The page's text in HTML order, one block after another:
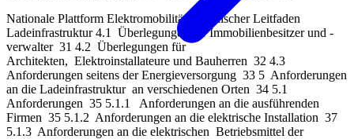
Nationale Plattform Elektromobilität Technischer Leitfaden
Ladeinfrastruktur 4.1 Überlegungen für Immobilienbesitzer und -
verwalter 31 4.2 Überlegungen für
Architekten, Elektroinstallateure und Bauherren 32 4.3
Anforderungen seitens der Energieversorgung 33 5 Anforderungen
an die Ladeinfrastruktur an verschiedenen Orten 34 5.1
Anforderungen 35 5.1.1 Anforderungen an die ausführenden
Firmen 35 5.1.2 Anforderungen an die elektrische Installation 37
5.1.3 Anforderungen an die elektrischen Betriebsmittel der